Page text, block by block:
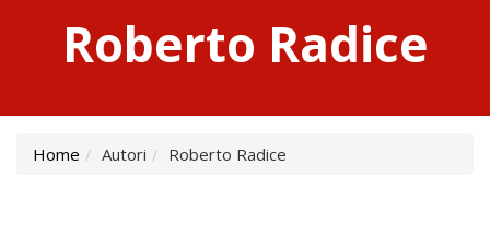
Roberto Radice
Home Autori Roberto Radice